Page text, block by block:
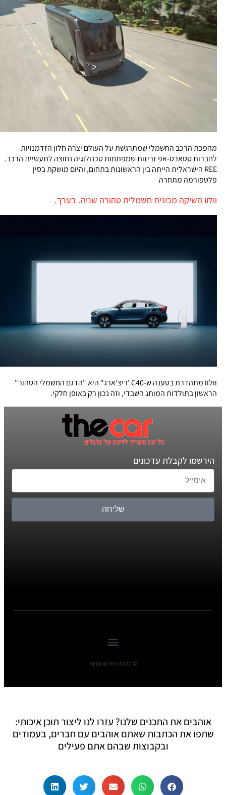
מהפכת הרכב החשמלי שמתרגשת על העולם יצרה חלון הזדמנויות
לחברות סטארט-אפ זריזות שמפתחות טכנולוגיה נחוצה לתעשיית הרכב.
REE הישראלית הייתה בין הראשונות בתחום, והיום מושקת בסין
פלטפורמה מתחרה
וולוו השיקה מכונית חשמלית טהורה שניה. בערך.
וולוו מתהדרת בטענה ש-C40 'ריצ'ארג" היא "הדגם החשמלי הטהור"
הראשון בתולדות המותג השבדי, וזה נכון רק באופן חלקי.
הירשמו לקבלת עדכונים
שליחה
© כל הזכויות שומורות
אוהבים את התכנים שלנו? עזרו לנו ליצור תוכן איכותי:
שתפו את הכתבות שאתם אוהבים עם חברים, בעמודים
ובקבוצות שבהם אתם פעילים